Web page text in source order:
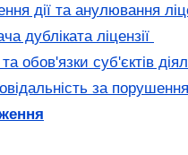
дії та анулювання
дубліката ліцензії
обов'язки суб'єктів
за